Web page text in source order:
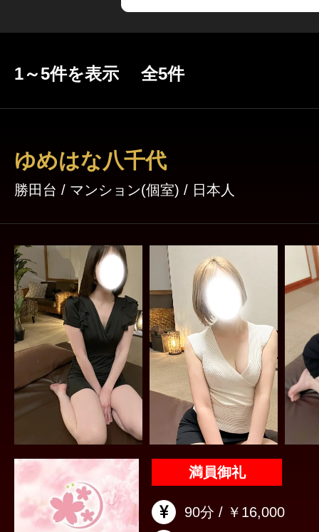
神奈川 埼玉
茨城 栃木
ギャラリー
1～5件を表示 全5件
ゆめはな八千代
勝田台 / マンション(個室) / 日本人
満員御礼
90分 / ￥16,000